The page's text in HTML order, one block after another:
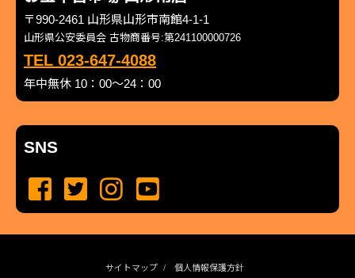
〒990-2461 山形県山形市南館4-1-1
山形県公安委員会 古物商番号:第241100000726
TEL 023-647-4088
年中無休 10：00～24：00
SNS
サイトマップ 個人情報保護方針